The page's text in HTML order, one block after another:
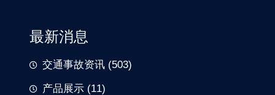
最新消息
交通事故资讯 (503)
产品展示 (11)